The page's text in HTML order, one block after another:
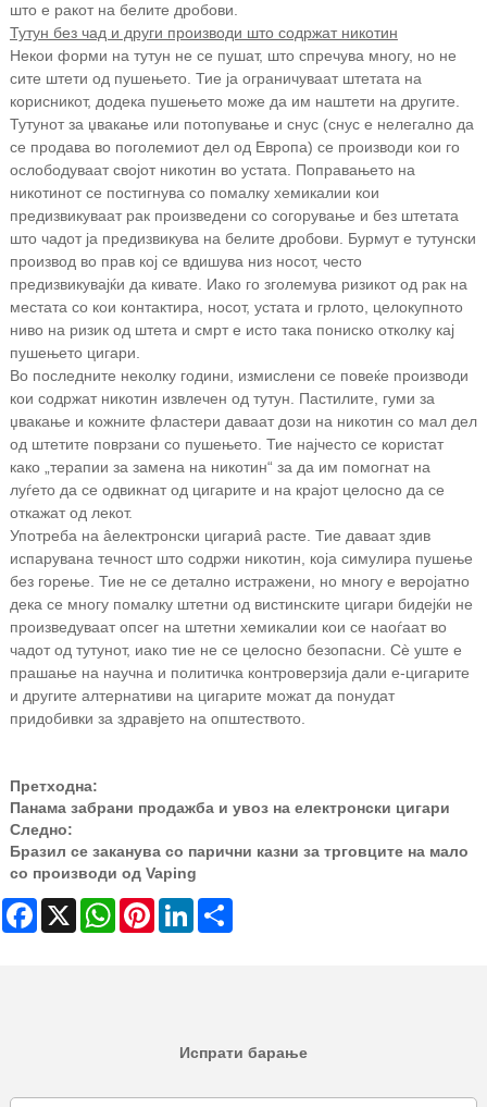
што е ракот на белите дробови.
Тутун без чад и други производи што содржат никотин
Некои форми на тутун не се пушат, што спречува многу, но не
сите штети од пушењето. Тие ја ограничуваат штетата на
корисникот, додека пушењето може да им наштети на другите.
Тутунот за џвакање или потопување и снус (снус е нелегално да
се продава во поголемиот дел од Европа) се производи кои го
ослободуваат својот никотин во устата. Поправањето на
никотинот се постигнува со помалку хемикалии кои
предизвикуваат рак произведени со согорување и без штетата
што чадот ја предизвикува на белите дробови. Бурмут е тутунски
производ во прав кој се вдишува низ носот, често
предизвикувајќи да кивате. Иако го зголемува ризикот од рак на
местата со кои контактира, носот, устата и грлото, целокупното
ниво на ризик од штета и смрт е исто така пониско отколку кај
пушењето цигари.
Во последните неколку години, измислени се повеќе производи
кои содржат никотин извлечен од тутун. Пастилите, гуми за
џвакање и кожните фластери даваат дози на никотин со мал дел
од штетите поврзани со пушењето. Тие најчесто се користат
како „терапии за замена на никотин“ за да им помогнат на
луѓето да се одвикнат од цигарите и на крајот целосно да се
откажат од лекот.
Употреба на âелектронски цигариâ расте. Тие даваат здив
испарувана течност што содржи никотин, која симулира пушење
без горење. Тие не се детално истражени, но многу е веројатно
дека се многу помалку штетни од вистинските цигари бидејќи не
произведуваат опсег на штетни хемикалии кои се наоѓаат во
чадот од тутунот, иако тие не се целосно безопасни. Сè уште е
прашање на научна и политичка контроверзија дали е-цигарите
и другите алтернативи на цигарите можат да понудат
придобивки за здравјето на општеството.
Претходна:
Панама забрани продажба и увоз на електронски цигари
Следно:
Бразил се заканува со парични казни за трговците на мало
со производи од Vaping
Facebook WhatsAppPinterestLinkedIn
Испрати барање